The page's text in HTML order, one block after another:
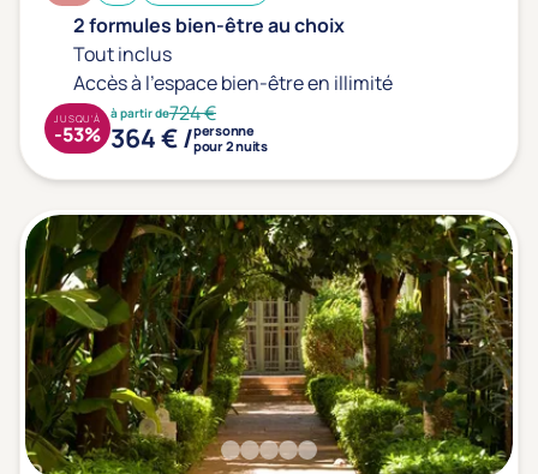
2 formules bien-être au choix
Tout inclus
Accès à l'espace bien-être en illimité
à partir de724 €
364 € /personne
pour 2 nuits
JUSQU'À
-53%